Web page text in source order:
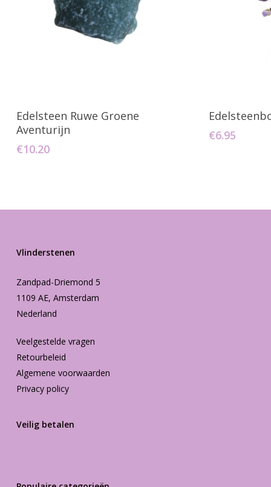
Toevoegen Aan Winkelwagen
Edelsteen Ruwe Groene
Aventurijn
€10.20
€6.95
Vlinderstenen
Zandpad-Driemond 5
1109 AE, Amsterdam
Nederland
Veelgestelde vragen
Retourbeleid
Algemene voorwaarden
Privacy policy
Veilig betalen